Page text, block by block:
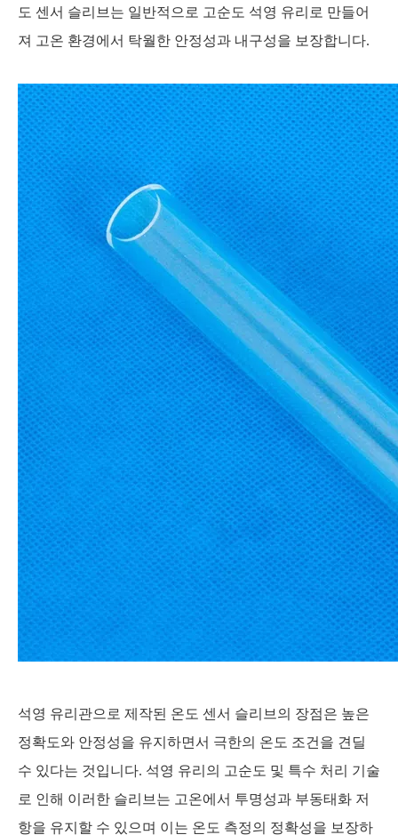
도 센서 슬리브는 일반적으로 고순도 석영 유리로 만들어
져 고온 환경에서 탁월한 안정성과 내구성을 보장합니다.
석영 유리관으로 제작된 온도 센서 슬리브의 장점은 높은
정확도와 안정성을 유지하면서 극한의 온도 조건을 견딜
수 있다는 것입니다. 석영 유리의 고순도 및 특수 처리 기술
로 인해 이러한 슬리브는 고온에서 투명성과 부동태화 저
항을 유지할 수 있으며 이는 온도 측정의 정확성을 보장하